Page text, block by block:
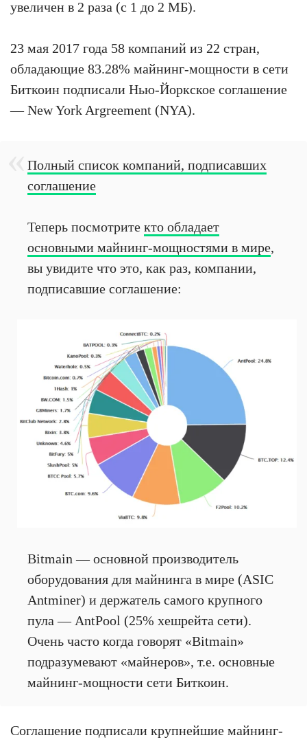
увеличен в 2 раза (с 1 до 2 МБ).
23 мая 2017 года 58 компаний из 22 стран,
обладающие 83.28% майнинг-мощности в сети
Биткоин подписали Нью-Йоркское соглашение
— New York Argreement (NYA).
Полный список компаний, подписавших
соглашение
Теперь посмотрите кто обладает
основными майнинг-мощностями в мире,
вы увидите что это, как раз, компании,
подписавшие соглашение:
Bitmain — основной производитель
оборудования для майнинга в мире (ASIC
Antminer) и держатель самого крупного
пула — AntPool (25% хешрейта сети).
Очень часто когда говорят «Bitmain»
подразумевают «майнеров», т.е. основные
майнинг-мощности сети Биткоин.
Соглашение подписали крупнейшие майнинг-